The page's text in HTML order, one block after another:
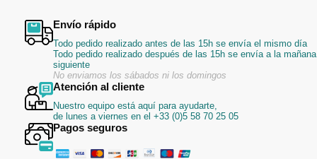
Envío rápido
Todo pedido realizado antes de las 15h se envía el mismo día
Todo pedido realizado después de las 15h se envía a la mañana
siguiente
No enviamos los sábados ni los domingos
Atención al cliente
Nuestro equipo está aquí para ayudarte,
de lunes a viernes en el +33 (0)5 58 70 25 05
Pagos seguros